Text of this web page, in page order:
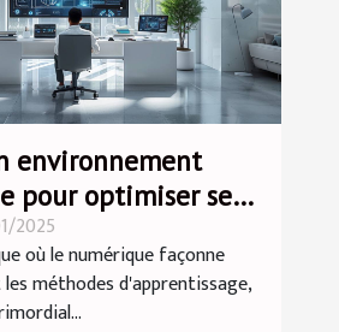
environnement
pour optimiser ses
2025
où le numérique façonne
méthodes d'apprentissage,